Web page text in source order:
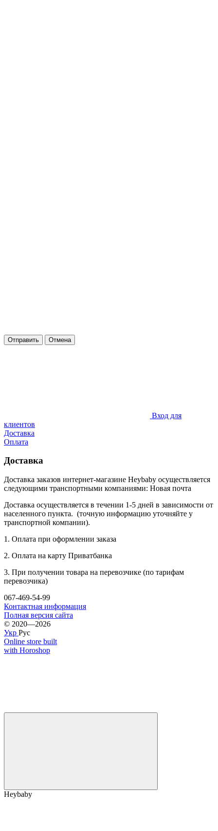
Отправить Отмена
Вход для
клиентов
Доставка
Оплата
Доставка
Доставка заказов интернет-магазине Heybaby осуществляется
следующими транспортными компаниями: Новая почта
Доставка осуществляется в течении 1-5 дней в зависимости от
населенного пункта. (точную информацию уточняйте у
транспортной компании).
1. Оплата при оформлении заказа
2. Оплата на карту Приватбанка
3. При получении товара на перевозчике (по тарифам
перевозчика)
067-469-54-99
Контактная информация
Полная версия сайта
© 2020—2026
Укр Рус
Online store built
with Horoshop
Heybaby